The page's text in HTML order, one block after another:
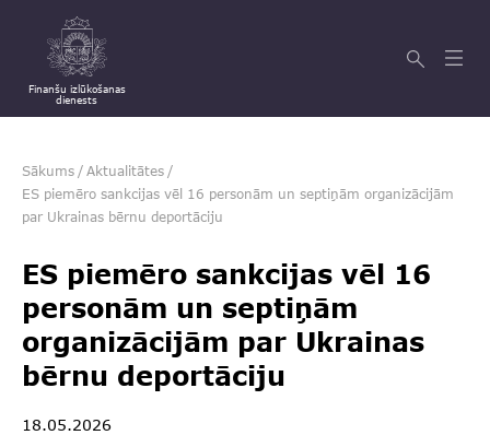
Finanšu izlūkošanas
dienests
Sākums / Aktualitātes /
ES piemēro sankcijas vēl 16 personām un septiņām organizācijām
par Ukrainas bērnu deportāciju
ES piemēro sankcijas vēl 16
personām un septiņām
organizācijām par Ukrainas
bērnu deportāciju
18.05.2026